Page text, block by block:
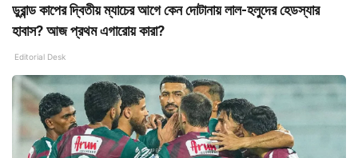
ডুরান্ড কাপের দ্বিতীয় ম্যাচের আগে কেন দোটানায় লাল-হলুদের হেডস্যার
হাবাস? আজ প্রথম এগারোয় কারা?
Editorial Desk